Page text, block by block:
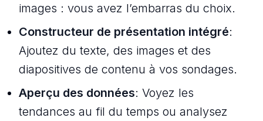
images : vous avez l’embarras du choix.
Constructeur de présentation intégré:
Ajoutez du texte, des images et des
diapositives de contenu à vos sondages.
Aperçu des données: Voyez les
tendances au fil du temps ou analysez